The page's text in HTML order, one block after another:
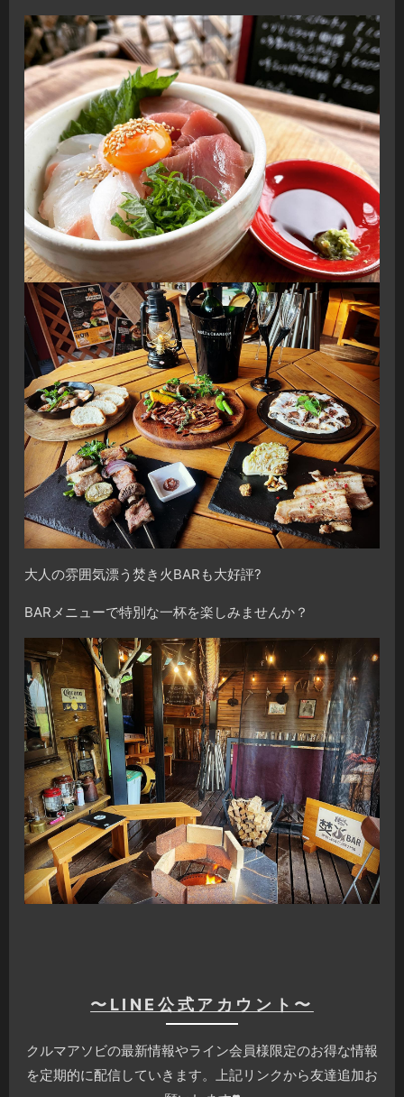
大人の雰囲気漂う焚き火BARも大好評?
BARメニューで特別な一杯を楽しみませんか？
〜LINE公式アカウント〜
クルマアソビの最新情報やライン会員様限定のお得な情報
を定期的に配信していきます。上記リンクから友達追加お